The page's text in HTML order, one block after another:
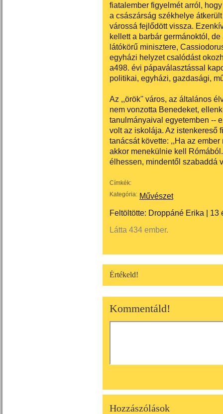
fiatalember figyelmét arról,
a császárság székhelye
várossá fejlődött vissza.
kellett a barbár germánoktól,
látókörű minisztere,
egyházi helyzet csalódást
a498. évi pápaválasztással
politikai, egyházi, gazdasági,
Az ,,örök'' város, az általános
nem vonzotta Benedeket,
tanulmányaival egyetemben --
volt az iskolája. Az istenkereső
tanácsát követte: ,,Ha az
akkor menekülnie kell
élhessen, mindentől szabaddá
Címkék:
Kategória: Művészet
Feltöltötte: Droppáné Erika | 13
Látta 434 ember.
Értékeld!
Kommentáld!
Hozzászólások